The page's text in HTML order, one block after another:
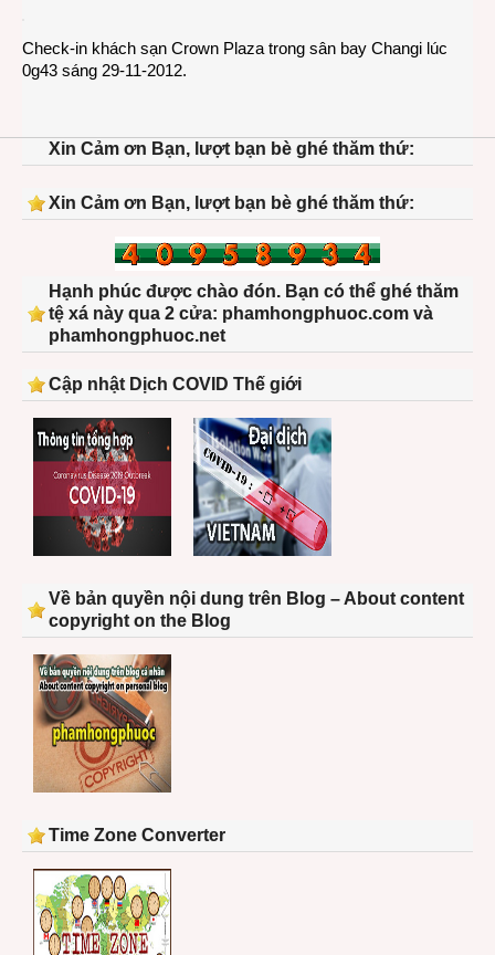
Check-in khách sạn Crown Plaza trong sân bay Changi lúc
0g43 sáng 29-11-2012.
Xin Cảm ơn Bạn, lượt bạn bè ghé thăm thứ:
Xin Cảm ơn Bạn, lượt bạn bè ghé thăm thứ:
Hạnh phúc được chào đón. Bạn có thể ghé thăm
tệ xá này qua 2 cửa: phamhongphuoc.com và
phamhongphuoc.net
Cập nhật Dịch COVID Thế giới
Về bản quyền nội dung trên Blog – About content
copyright on the Blog
Time Zone Converter